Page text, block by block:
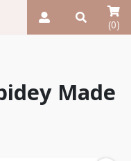
(0)
Made